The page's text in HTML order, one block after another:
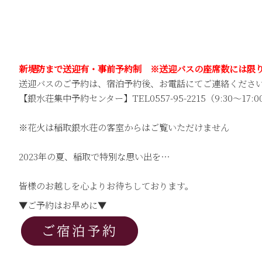
新堤防まで送迎有・事前予約制 ※送迎バスの座席数には限
送迎バスのご予約は、宿泊予約後、お電話にてご連絡くださ
【銀水荘集中予約センター】TEL0557-95-2215（9:30～17:00
※花火は稲取銀水荘の客室からはご覧いただけません
2023年の夏、稲取で特別な思い出を…
皆様のお越しを心よりお待ちしております。
▼ご予約はお早めに▼